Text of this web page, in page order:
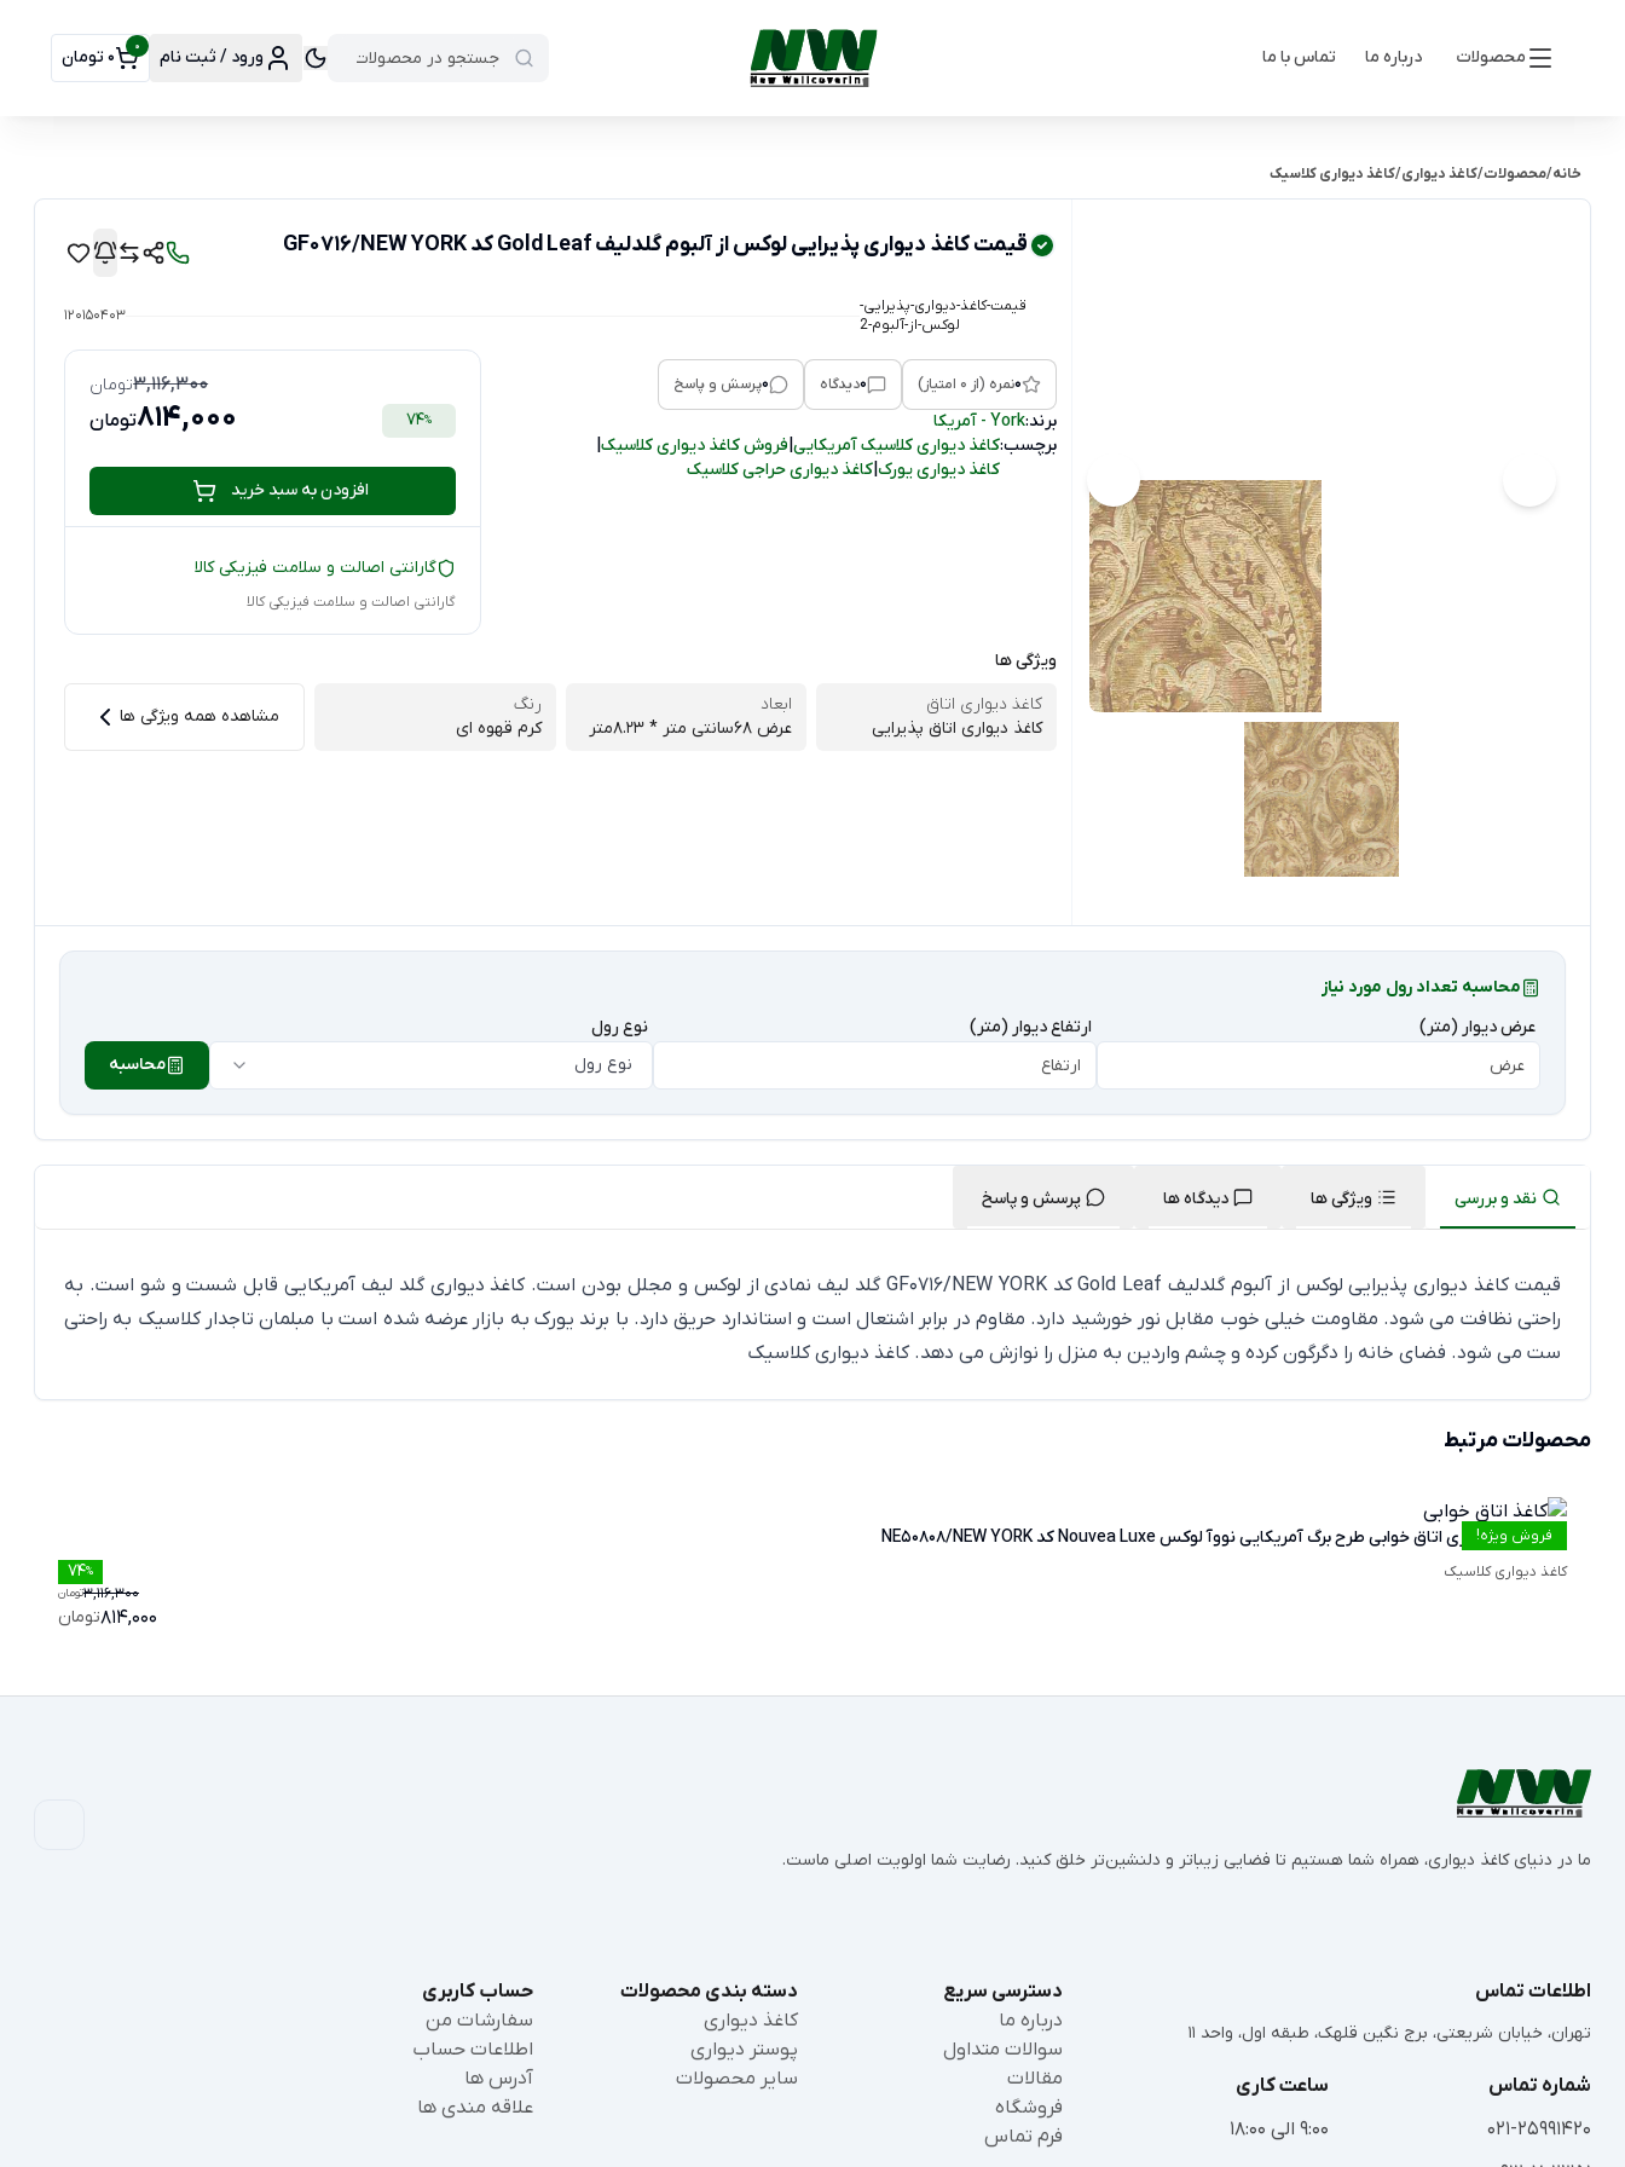
محصولات درباره ما تماس با ما ورود / ثبت نام 0 0 تومان
خانه/محصولات/کاغذ دیواری/کاغذ دیواری کلاسیک
قیمت کاغذ دیواری پذیرایی لوکس از آلبوم گلدلیف Gold Leaf کد GF0716/NEW YORK
قیمت-کاغذ-دیواری-پذیرایی-
لوکس-از-آلبوم-2
120150403
0نمره (از 0 امتیاز) 0دیدگاه 0پرسش و پاسخ
برند:York - آمریکا
برچسب:کاغذ دیواری کلاسیک آمریکایی| فروش کاغذ دیواری کلاسیک|
کاغذ دیواری یورک کاغذ دیواری حراجی کلاسیک
%
74
3,116,300تومان
814,000تومان
افزودن به سبد خرید
گارانتی اصالت و سلامت فیزیکی کالا
گارانتی اصالت و سلامت فیزیکی کالا
ویژگی ها
کاغذ دیواری اتاق
کاغذ دیواری اتاق پذیرایی
ابعاد
عرض 68سانتی متر * 8.23متر
رنگ
کرم قهوه ای
مشاهده همه ویژگی ها
محاسبه تعداد رول مورد نیاز
عرض دیوار (متر)
ارتفاع دیوار (متر)
نوع رول
نوع رول
محاسبه
نقد و بررسی ویژگی ها دیدگاه ها پرسش و پاسخ
قیمت کاغذ دیواری پذیرایی لوکس از آلبوم گلدلیف Gold Leaf کد GF0716/NEW YORK گلد لیف نمادی از لوکس و مجلل بودن است. کاغذ دیواری گلد لیف آمریکایی قابل شست و شو است. به
راحتی نظافت می شود. مقاومت خیلی خوب مقابل نور خورشید دارد. مقاوم در برابر اشتعال است و استاندارد حریق دارد. با برند یورک به بازار عرضه شده است با مبلمان تاجدار کلاسیک به راحتی
ست می شود. فضای خانه را دگرگون کرده و چشم واردین به منزل را نوازش می دهد.کاغذ دیواری کلاسیک
محصولات مرتبط
فروش ویژه!
خرید کاغذ دیواری اتاق خوابی طرح برگ آمریکایی نووآ لوکس Nouvea Luxe کد NE50808/NEW YORK
کاغذ دیواری کلاسیک %
74
تومان3,116,300
تومان814,000
ما در دنیای کاغذ دیواری، همراه شما هستیم تا فضایی زیباتر و دلنشین‌تر خلق کنید. رضایت شما اولویت اصلی ماست.
اطلاعات تماس
تهران، خیابان شریعتی، برج نگین قلهک، طبقه اول، واحد 11
شماره تماس
021-25991420
ساعت کاری
9:00 الی 18:00
دسترسی سریع
درباره ما
سوالات متداول
مقالات
فروشگاه
فرم تماس
دسته بندی محصولات
کاغذ دیواری
پوستر دیواری
سایر محصولات
حساب کاربری
سفارشات من
اطلاعات حساب
آدرس ها
علاقه مندی ها